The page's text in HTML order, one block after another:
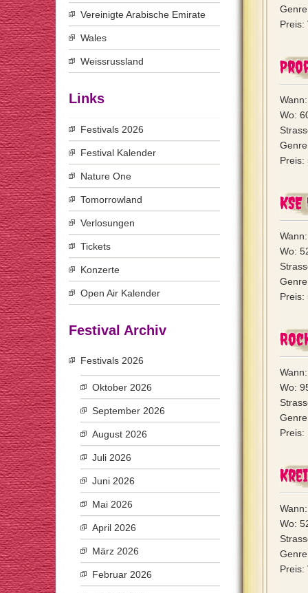
Preis:
Wo:
Preis:
Wo:
Preis:
Wo:
Preis:
Wo:
Preis:
Vereinigte Arabische Emirate
Wales
Weissrussland
Links
Festivals 2026
Festival Kalender
Nature One
Tomorrowland
Verlosungen
Tickets
Konzerte
Open Air Kalender
Festival Archiv
Festivals 2026
Oktober 2026
September 2026
August 2026
Juli 2026
Juni 2026
Mai 2026
April 2026
März 2026
Februar 2026